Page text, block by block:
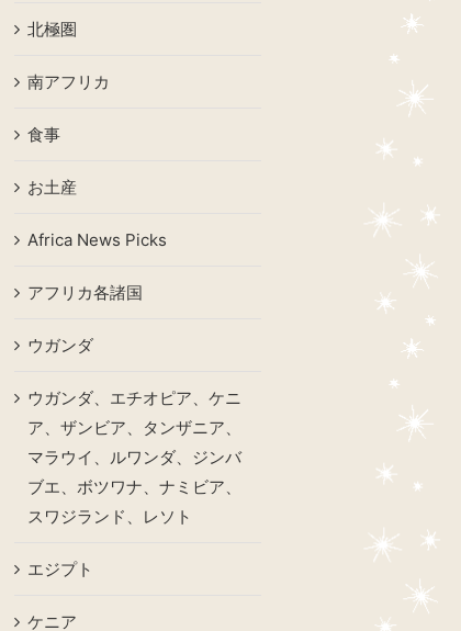
北極圏
南アフリカ
食事
お土産
Africa News Picks
アフリカ各諸国
ウガンダ
ウガンダ、エチオピア、ケニ
ア、ザンビア、タンザニア、
マラウイ、ルワンダ、ジンバ
ブエ、ボツワナ、ナミビア、
スワジランド、レソト
エジプト
ケニア